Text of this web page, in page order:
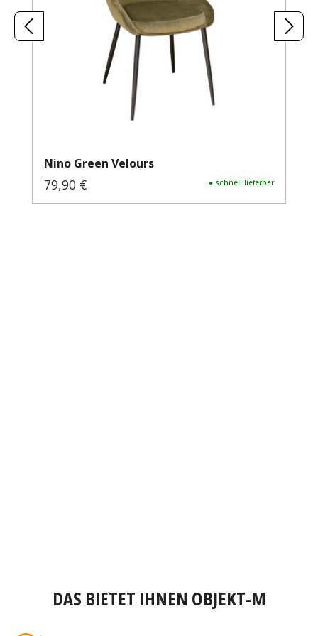
Nino Green Velours
Regulärer Preis:
79,90 € ● schnell lieferbar
DAS BIETET IHNEN OBJEKT-M